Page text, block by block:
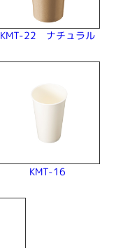
KMT-22 ナチュラル
KMT-16